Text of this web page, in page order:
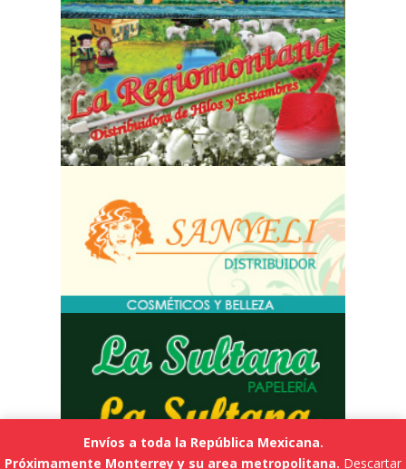
Envíos a toda la República Mexicana.
Próximamente Monterrey y su area metropolitana. Descartar